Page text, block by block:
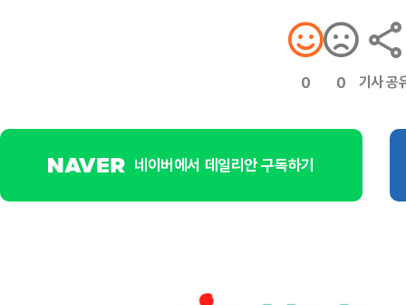
0 0 기사 공
네이버에서 데일리안 구독하기